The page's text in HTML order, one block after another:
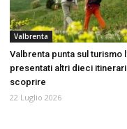
Valbrenta
Valbrenta punta sul turismo
presentati altri dieci
scoprire
22 Luglio 2026